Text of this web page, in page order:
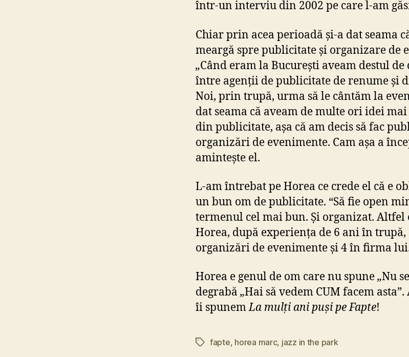
într-un interviu din 2002 pe care l-am
Chiar prin acea perioadă și-a dat seama
meargă spre publicitate și organizare de
„Când eram la București aveam destul
între agenții de publicitate de renume și
Noi, prin trupă, urma să le cântăm la
dat seama că aveam de multe ori idei mai
din publicitate, așa că am decis să fac
organizări de evenimente. Cam așa a
amintește el.
L-am întrebat pe Horea ce crede el că e
un bun om de publicitate. “Să fie open
termenul cel mai bun. Și organizat. Altfel
Horea, după experiența de 6 ani în
organizări de evenimente și 4 în firma
Horea e genul de om care nu spune„Nu
degrabă „Hai să vedem CUM facem
îi spunemLa mulți ani puși pe Fapte!
Etichete
fapte, horea marc, jazz in the park